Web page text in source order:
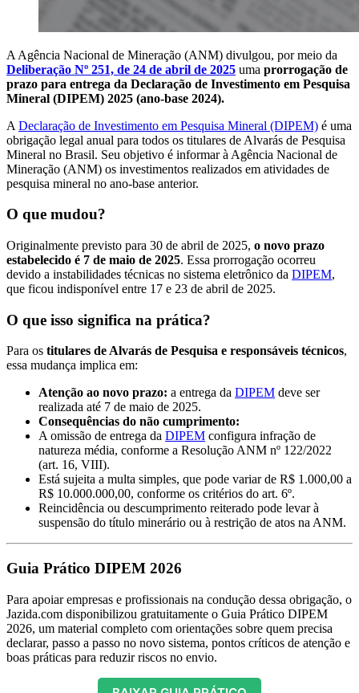
A Agência Nacional de Mineração (ANM) divulgou, por meio da
Deliberação Nº 251, de 24 de abril de 2025 uma prorrogação de
prazo para entrega da Declaração de Investimento em Pesquisa
Mineral (DIPEM) 2025 (ano-base 2024).
A Declaração de Investimento em Pesquisa Mineral (DIPEM) é uma
obrigação legal anual para todos os titulares de Alvarás de Pesquisa
Mineral no Brasil. Seu objetivo é informar à Agência Nacional de
Mineração (ANM) os investimentos realizados em atividades de
pesquisa mineral no ano-base anterior.
O que mudou?
Originalmente previsto para 30 de abril de 2025, o novo prazo
estabelecido é 7 de maio de 2025. Essa prorrogação ocorreu
devido a instabilidades técnicas no sistema eletrônico da DIPEM,
que ficou indisponível entre 17 e 23 de abril de 2025.
O que isso significa na prática?
Para os titulares de Alvarás de Pesquisa e responsáveis técnicos,
essa mudança implica em:
Atenção ao novo prazo: a entrega da DIPEM deve ser
realizada até 7 de maio de 2025.
Consequências do não cumprimento:
A omissão de entrega da DIPEM configura infração de
natureza média, conforme a Resolução ANM nº 122/2022
(art. 16, VIII).
Está sujeita a multa simples, que pode variar de R$ 1.000,00 a
R$ 10.000.000,00, conforme os critérios do art. 6º.
Reincidência ou descumprimento reiterado pode levar à
suspensão do título minerário ou à restrição de atos na ANM.
Guia Prático DIPEM 2026
Para apoiar empresas e profissionais na condução dessa obrigação, o
Jazida.com disponibilizou gratuitamente o Guia Prático DIPEM
2026, um material completo com orientações sobre quem precisa
declarar, passo a passo no novo sistema, pontos críticos de atenção e
boas práticas para reduzir riscos no envio.